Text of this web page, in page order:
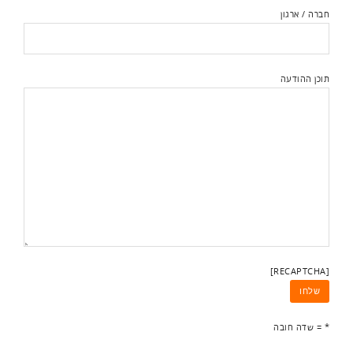
חברה / ארגון
תוכן ההודעה
[RECAPTCHA]
* = שדה חובה